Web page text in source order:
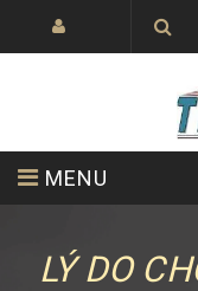
MENU
VỀ CHÚNG TÔI
LÝ DO